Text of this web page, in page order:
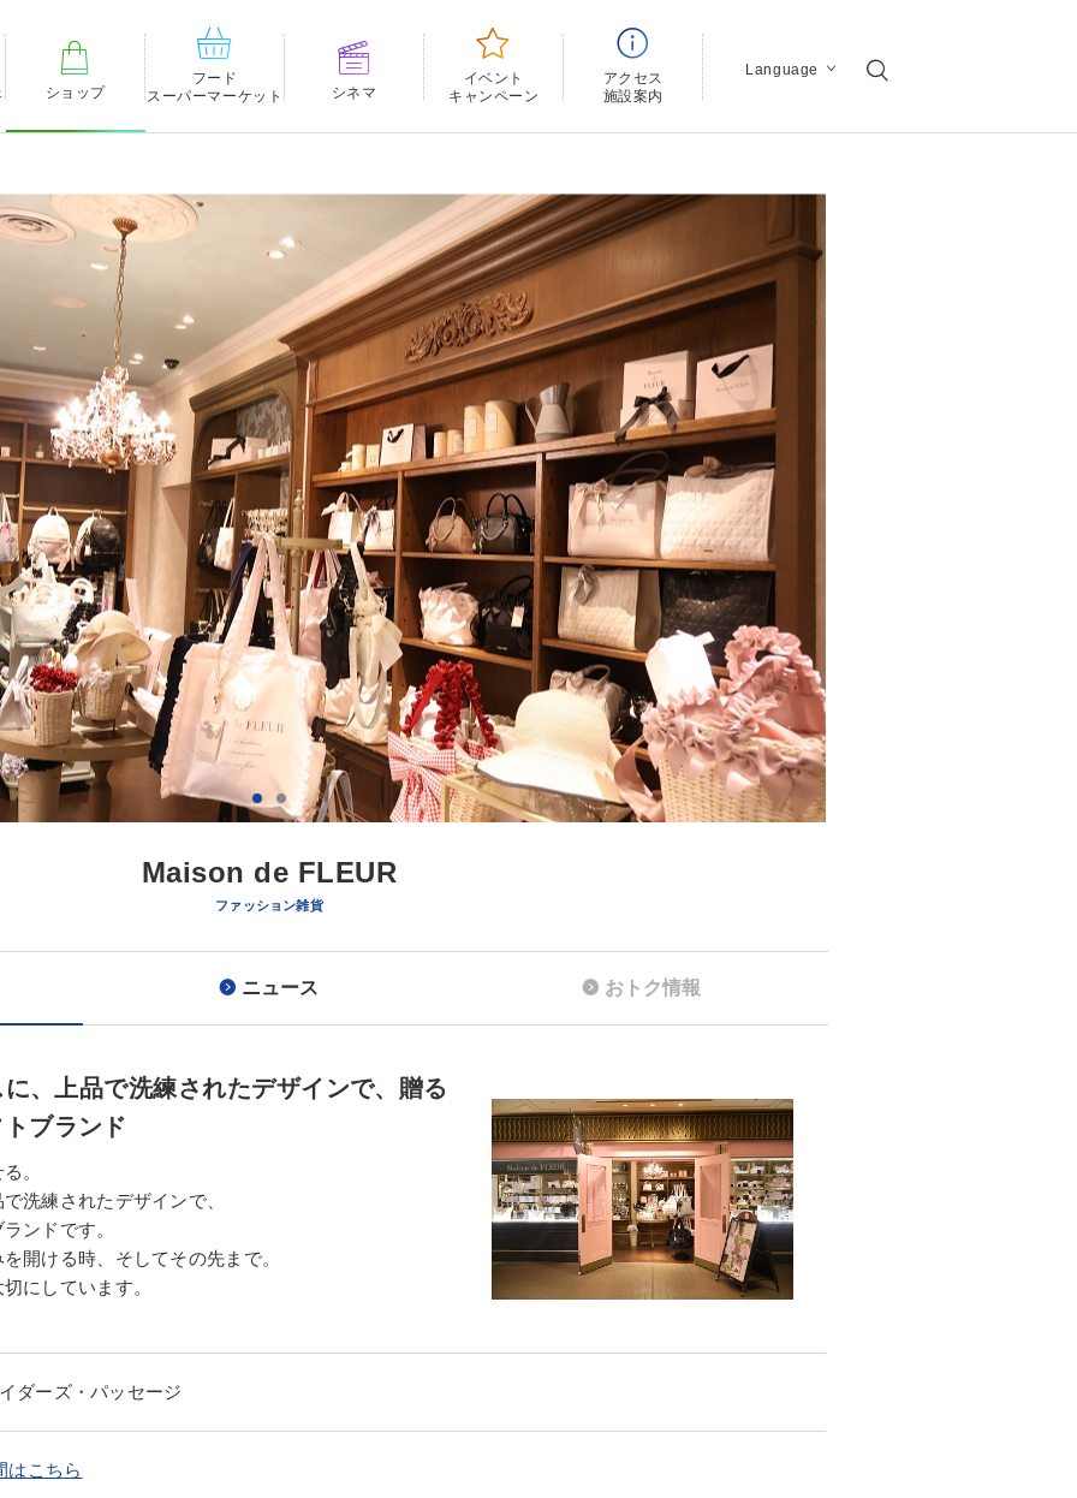
ショップ
フード
スーパーマーケット
シネマ
イベント
キャンペーン
アクセス
施設案内
Language
Maison de FLEUR
ファッション雑貨
ニュース おトク情報
、上品で洗練されたデザインで、贈る
ブランド
。
洗練されたデザインで、
ンドです。
開ける時、そしてその先まで。
にしています。
ダーズ・パッセージ
はこちら